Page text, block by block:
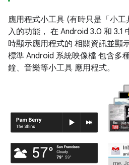
應用程式小工具 (有時只是「小工
入的功能， 在 Android 3.0 和 3.1
時顯示應用程式的 相關資訊並顯
標準 Android 系統映像檔 包含多
鐘、音樂等小工具 應用程式。